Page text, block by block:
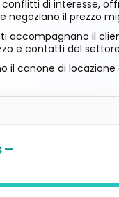
conflitti di interesse,
il prezzo
accompagnano il
e contatti del
il canone di
–